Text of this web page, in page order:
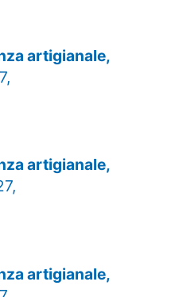
artigianale,
artigianale,
artigianale,